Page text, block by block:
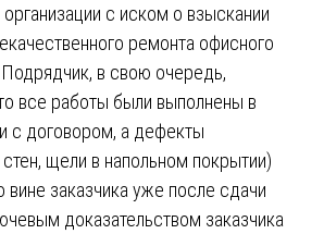
с иском о взыскании
ремонта офисного
в свою очередь,
все работы были выполнены в
с договором, а дефекты
щели в напольном покрытии)
вине заказчика уже после сдачи
доказательством заказчика